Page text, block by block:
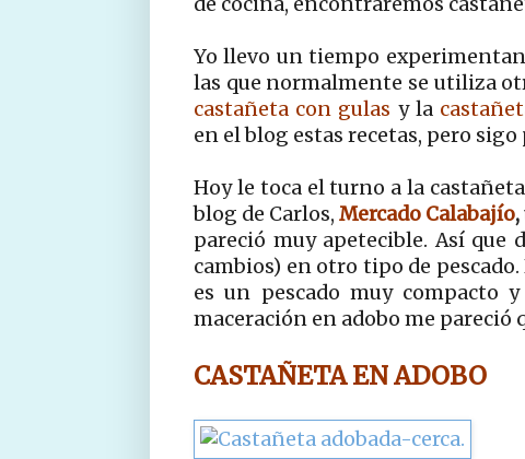
Yo llevo un tiempo
las que normalmente se utiliza
castañeta con gulas y la
en el blog estas recetas, pero
Hoy le toca el turno a la
blog de Carlos, Mercado Calabajío,
pareció muy apetecible. Así que
cambios) en otro tipo de
es un pescado muy compacto
maceración en adobo me pareció
CASTAÑETA EN ADOBO